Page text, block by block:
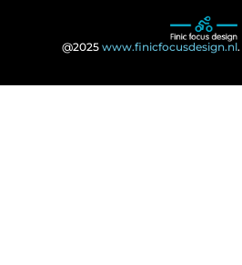
@2025 www.finicfocusdesign.nl